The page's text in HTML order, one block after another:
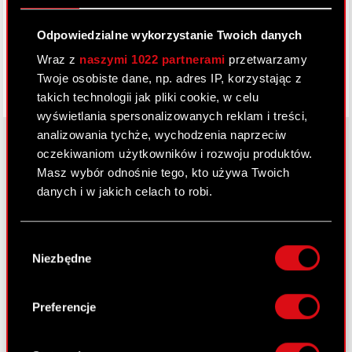
Odpowiedzialne wykorzystanie Twoich danych
Wraz z naszymi 1022 partnerami przetwarzamy
Twoje osobiste dane, np. adres IP, korzystając z
takich technologii jak pliki cookie, w celu
wyświetlania spersonalizowanych reklam i treści,
analizowania tychże, wychodzenia naprzeciw
oczekiwaniom użytkowników i rozwoju produktów.
Masz wybór odnośnie tego, kto używa Twoich
danych i w jakich celach to robi.
lokalizacji geograficznej z dokładnością nawet
Identyfikować Twoje urządzenie, aktywnie
analizując charakteryzującego je zbiory
zgody
Niezbędne
Preferencje
O CD PROJEKT
Zrównoważony rozwój